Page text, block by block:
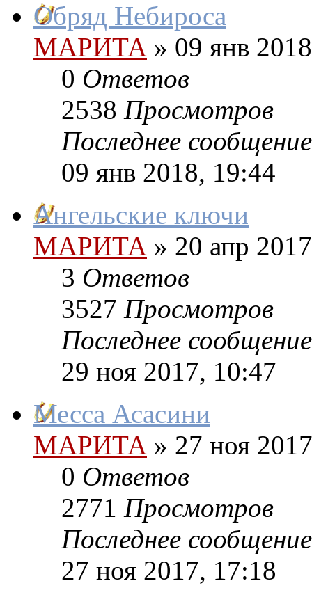
Обряд Небироса
МАРИТА » 09 янв
0 Ответов
2538 Просмотров
Последнее сообщение
09 янв 2018, 19:44
Ангельские ключи
МАРИТА » 20 апр
3 Ответов
3527 Просмотров
Последнее сообщение
29 ноя 2017, 10:47
Месса Асасини
МАРИТА » 27 ноя
0 Ответов
2771 Просмотров
Последнее сообщение
27 ноя 2017, 17:18